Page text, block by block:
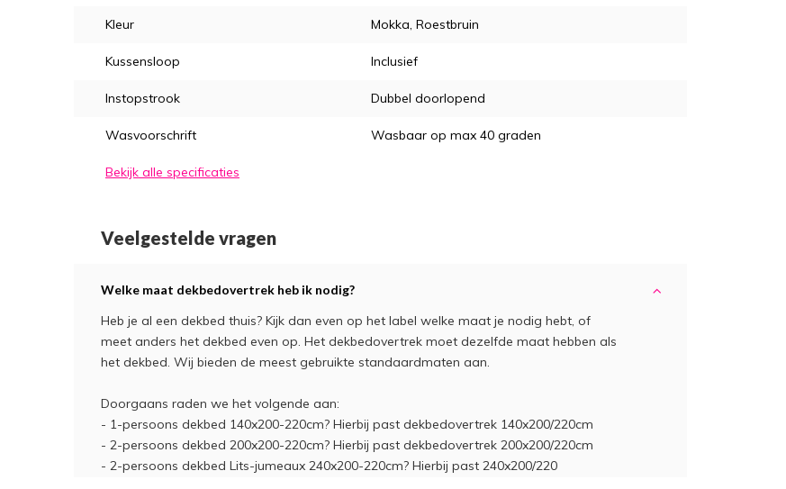
Kleur Mokka, Roestbruin
Kussensloop Inclusief
Instopstrook Dubbel doorlopend
Wasvoorschrift Wasbaar op max 40 graden
Bekijk alle specificaties
Veelgestelde vragen
Welke maat dekbedovertrek heb ik nodig?
Heb je al een dekbed thuis? Kijk dan even op het label welke maat je nodig hebt, of
meet anders het dekbed even op. Het dekbedovertrek moet dezelfde maat hebben als
het dekbed. Wij bieden de meest gebruikte standaardmaten aan.
Doorgaans raden we het volgende aan:
- 1-persoons dekbed 140x200-220cm? Hierbij past dekbedovertrek 140x200/220cm
- 2-persoons dekbed 200x200-220cm? Hierbij past dekbedovertrek 200x200/220cm
- 2-persoons dekbed Lits-jumeaux 240x200-220cm? Hierbij past 240x200/220